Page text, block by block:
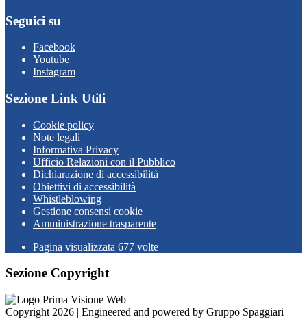
Seguici su
Facebook
Youtube
Instagram
Sezione Link Utili
Cookie policy
Note legali
Informativa Privacy
Ufficio Relazioni con il Pubblico
Dichiarazione di accessibilità
Obiettivi di accessibilità
Whistleblowing
Gestione consensi cookie
Amministrazione trasparente
Pagina visualizzata 677 volte
Sezione Copyright
Copyright 2026 | Engineered and powered by Gruppo Spaggiari